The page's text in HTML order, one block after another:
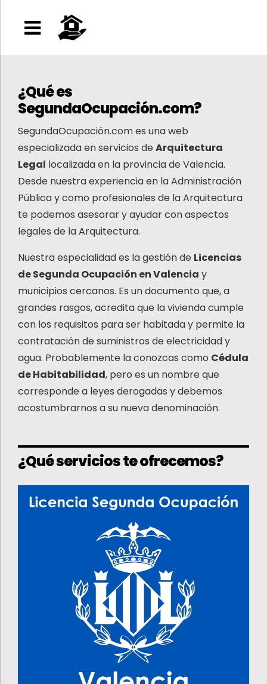
¿Qué es
SegundaOcupación.com?
SegundaOcupación.com es una web
especializada en servicios de Arquitectura
Legal localizada en la provincia de Valencia.
Desde nuestra experiencia en la Administración
Pública y como profesionales de la Arquitectura
te podemos asesorar y ayudar con aspectos
legales de la Arquitectura.
Nuestra especialidad es la gestión de Licencias
de Segunda Ocupación en Valencia y
municipios cercanos. Es un documento que, a
grandes rasgos, acredita que la vivienda cumple
con los requisitos para ser habitada y permite la
contratación de suministros de electricidad y
agua. Probablemente la conozcas como Cédula
de Habitabilidad, pero es un nombre que
corresponde a leyes derogadas y debemos
acostumbrarnos a su nueva denominación.
¿Qué servicios te ofrecemos?